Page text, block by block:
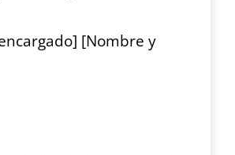
[Nombre y